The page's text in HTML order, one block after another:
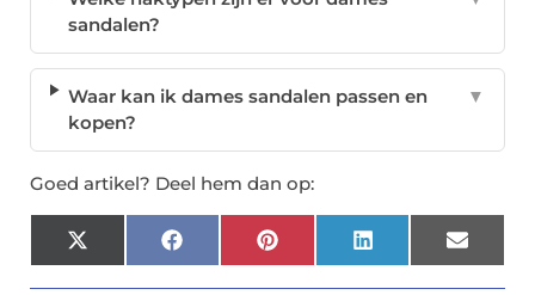
sandalen?
Waar kan ik dames sandalen passen en
kopen?
▼
Goed artikel? Deel hem dan op:
X
(Twitter)
FacebookPinterest LinkedIn Email